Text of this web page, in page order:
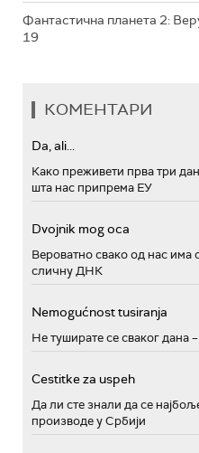
Фантастична планета 2:
19
КОМЕНТАРИ
Da, ali...
Како преживети прва три
шта нас припрема ЕУ
Dvojnik mog oca
Вероватно свако од нас има
сличну ДНК
Nemogućnost tusiranja
Не туширате се сваког дана
Cestitke za uspeh
Да ли сте знали да се
производе у Србији